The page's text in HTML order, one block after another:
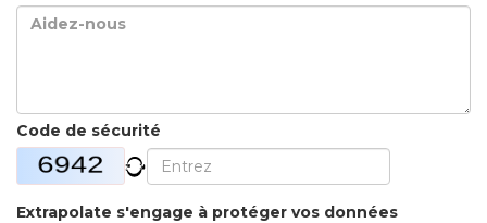
Code de sécurité
Extrapolate s'engage à protéger vos données